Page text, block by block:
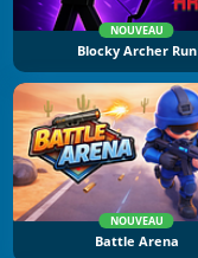
NOUVEAU
Blocky Archer Run
NOUVEAU
Battle Arena